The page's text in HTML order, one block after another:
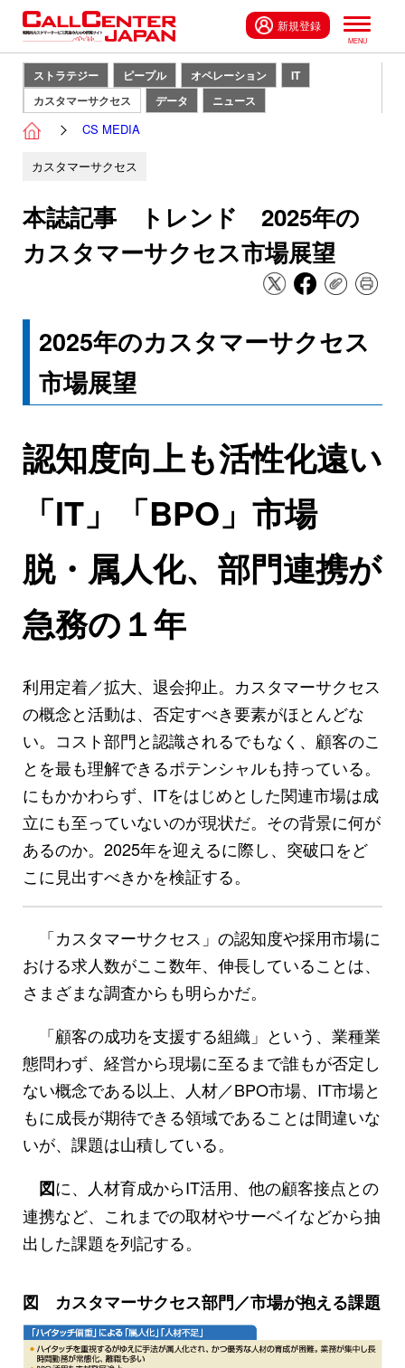
新規登録
ストラテジー ピープル オペレーション
IT
カスタマーサクセス
データ ニュース
CS MEDIA
カスタマーサクセス
本誌記事 トレンド 2025年の
カスタマーサクセス市場展望
2025年のカスタマーサクセス
市場展望
認知度向上も活性化遠い
「IT」「BPO」市場
脱・属人化、部門連携が
急務の１年
利用定着／拡大、退会抑止。カスタマーサクセス
の概念と活動は、否定すべき要素がほとんどな
い。コスト部門と認識されるでもなく、顧客のこ
とを最も理解できるポテンシャルも持っている。
にもかかわらず、ITをはじめとした関連市場は成
立にも至っていないのが現状だ。その背景に何が
あるのか。2025年を迎えるに際し、突破口をど
こに見出すべきかを検証する。
「カスタマーサクセス」の認知度や採用市場に
おける求人数がここ数年、伸長していることは、
さまざまな調査からも明らかだ。
「顧客の成功を支援する組織」という、業種業
態問わず、経営から現場に至るまで誰もが否定し
ない概念である以上、人材／BPO市場、IT市場と
もに成長が期待できる領域であることは間違いな
いが、課題は山積している。
図に、人材育成からIT活用、他の顧客接点との
連携など、これまでの取材やサーベイなどから抽
出した課題を列記する。
図 カスタマーサクセス部門／市場が抱える課題